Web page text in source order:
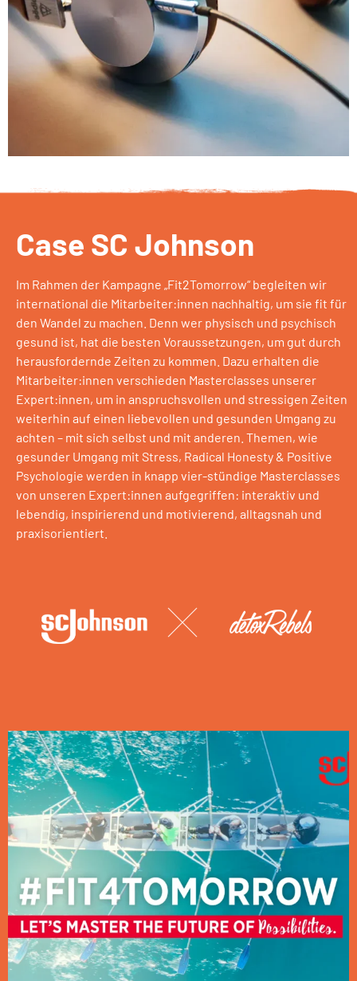
Case SC Johnson
Im Rahmen der Kampagne „Fit2Tomorrow“ begleiten wir
international die Mitarbeiter:innen nachhaltig, um sie fit für
den Wandel zu machen. Denn wer physisch und psychisch
gesund ist, hat die besten Voraussetzungen, um gut durch
herausfordernde Zeiten zu kommen. Dazu erhalten die
Mitarbeiter:innen verschieden Masterclasses unserer
Expert:innen, um in anspruchsvollen und stressigen Zeiten
weiterhin auf einen liebevollen und gesunden Umgang zu
achten – mit sich selbst und mit anderen. Themen, wie
gesunder Umgang mit Stress, Radical Honesty & Positive
Psychologie werden in knapp vier-stündige Masterclasses
von unseren Expert:innen aufgegriffen: interaktiv und
lebendig, inspirierend und motivierend, alltagsnah und
praxisorientiert.